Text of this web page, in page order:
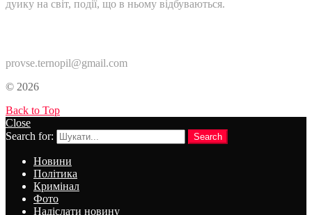
дуику на світ, події, що в ньому відбуваються.
provse.ternopil@gmail.com
© 2026
Back to Top
Close
Search for:
Search
Новини
Політика
Кримінал
Фото
Надіслати новину